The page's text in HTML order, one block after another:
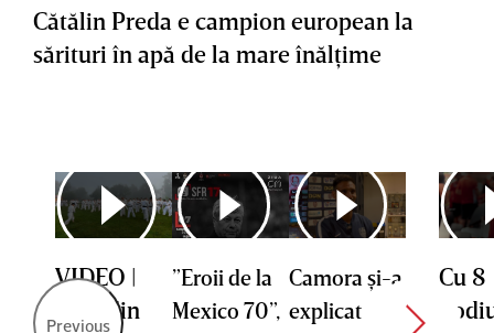
Cătălin Preda e campion european la
sărituri în apă de la mare înălţime
Previous
VIDEO |
Elita din
”Eroii de la
Mexico 70”,
Camora şi-a
explicat
Cu 8